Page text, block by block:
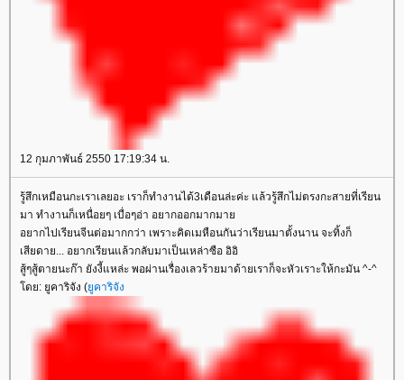
12 กุมภาพันธ์ 2550 17:19:34 น.
รู้สึกเหมือนกะเราเลยอะ เราก็ทำงานได้3เดือนล่ะค่ะ แล้วรู้สึกไม่ตรงกะสายที่เรียน
มา ทำงานก็เหนื่อยๆ เบื่อๆอ่า อยากออกมากมา
อยากไปเรียนจีนต่อมากกว่า เพราะคิดเมหือนกันว่าเรียนมาตั้งนาน จะทิ้งก็
เสียดาย... อยากเรียนแล้วกลับมาเป็นเหล่าซือ อิอิ
สู้ๆสู้ตายนะก๊า ยังงี้แหล่ะ พอผ่านเรื่องเลวร้ายมาด้ายเราก็จะหัวเราะให้กะมัน ^-^
ดย: ยูคาริจัง (ูคาริจัง